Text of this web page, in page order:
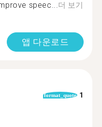
speec...더 보기
앱 다운로드
format_quote 1